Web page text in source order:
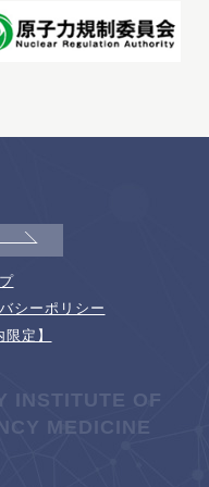
シーポリシー
定】
INSTITUTE OF
MEDICINE